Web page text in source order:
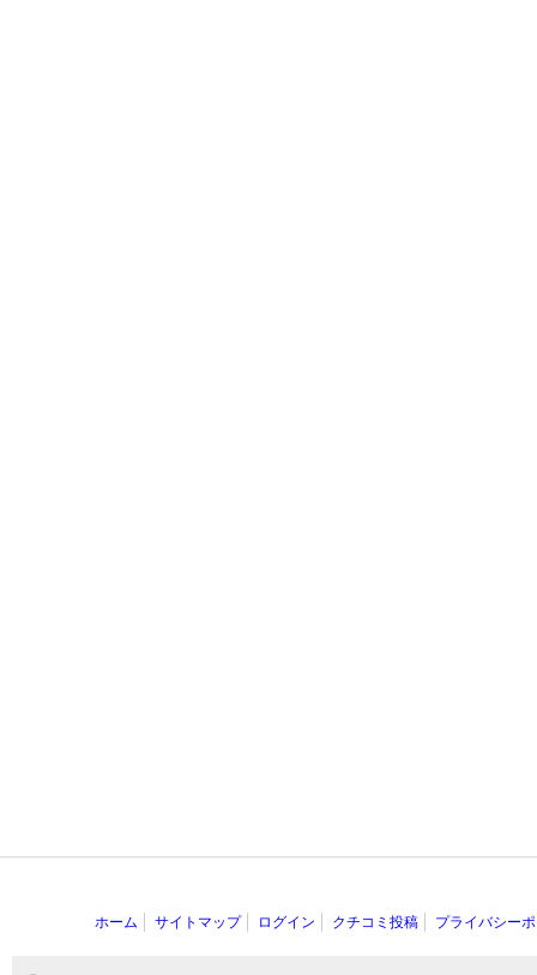
ホーム サイトマップ ログイン クチコミ投稿 プライバシー